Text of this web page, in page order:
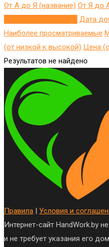
От А до Я (название) От Я до
Дата
Наиболее просматриваемые
(от низкой к высокой) Цена
Результатов не найдено
Правила | Условия и
Интернет-сайт HandWork.by
и не требует указания его